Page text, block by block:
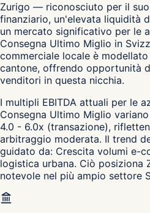
Zurigo — riconosciuto per il
finanziario, un'elevata liquidità
un mercato significativo per le
Consegna Ultimo Miglio in
commerciale locale è
cantone, offrendo opportunità
venditori in questa nicchia.
I multipli EBITDA attuali per le
Consegna Ultimo Miglio
4.0 - 6.0x (transazione),
arbitraggio moderata. Il trend
guidato da: Crescita volumi e-
logistica urbana. Ciò posiziona
notevole nel più ampio settore